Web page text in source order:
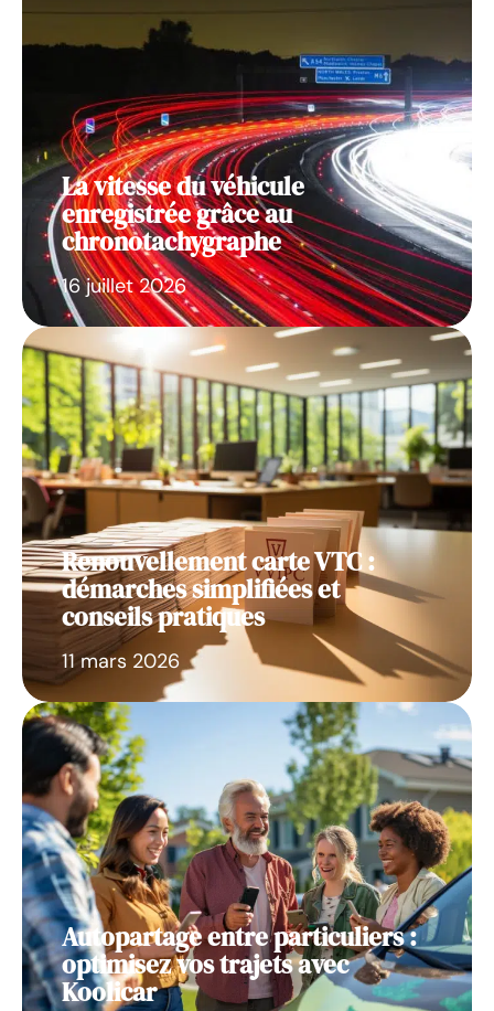
La vitesse du véhicule
enregistrée grâce au
chronotachygraphe
16 juillet 2026
Renouvellement carte VTC :
démarches simplifiées et
conseils pratiques
11 mars 2026
Autopartage entre particuliers :
optimisez vos trajets avec
Koolicar